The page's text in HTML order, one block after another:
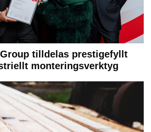
tilldelas prestigefyllt
monteringsverktyg